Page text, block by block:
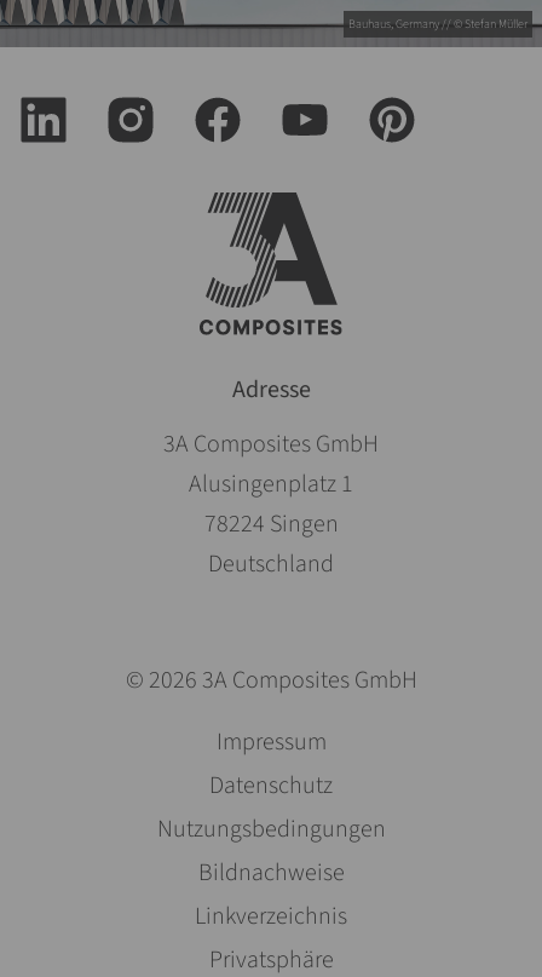
Bauhaus, Germany // © Stefan Müller
Adresse
3A Composites GmbH
Alusingenplatz 1
78224 Singen
Deutschland
© 2026 3A Composites GmbH
navigazione
Impressum
Datenschutz
Nutzungsbedingungen
Bildnachweise
Linkverzeichnis
Privatsphäre